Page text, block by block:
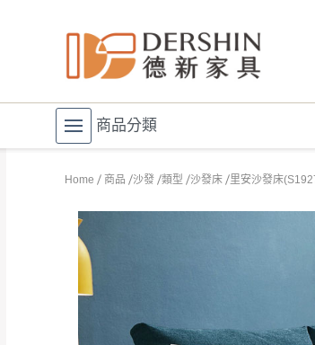
商品分類
Home 商品 沙發 類型 沙發床 里安沙發床